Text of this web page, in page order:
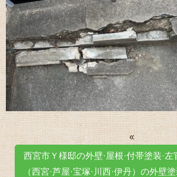
«
西宮市Ｙ様邸の外壁·屋根·付帯塗装·
（西宮·芦屋·宝塚·川西·伊丹）の外壁